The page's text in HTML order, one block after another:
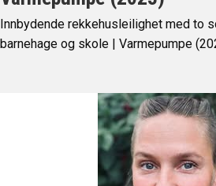
Innbydende rekkehusleilighet med to
barnehage og skole | Varmepumpe